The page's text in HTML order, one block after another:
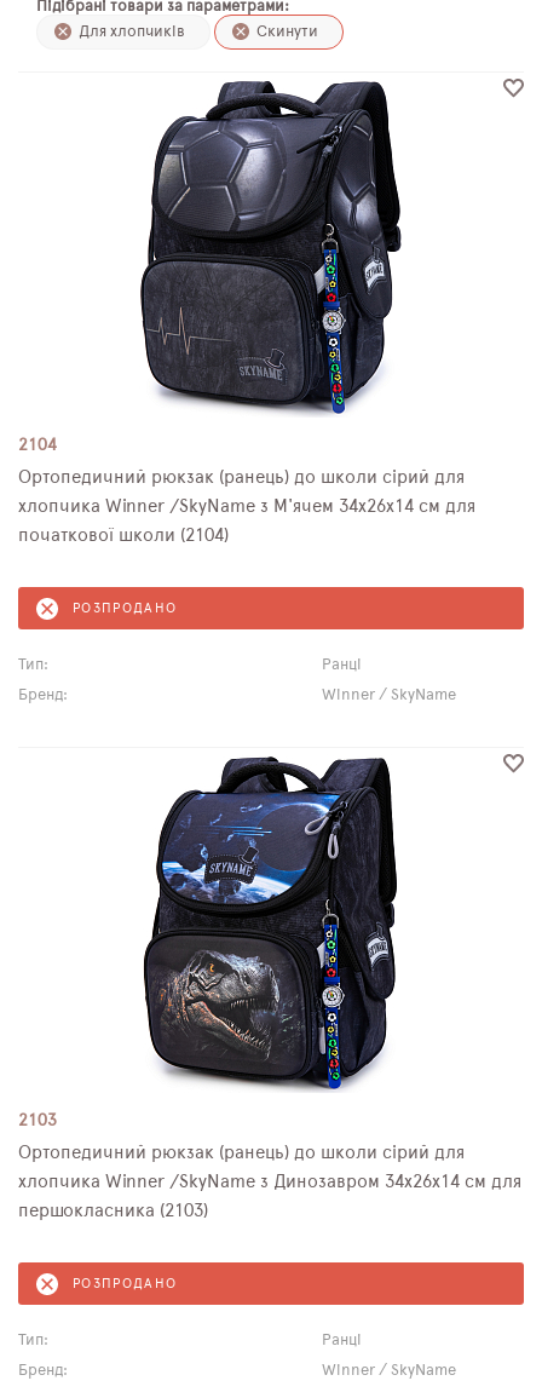
ПЛЯШКИ ДЛЯ ВОДИ
SCHOOL STANDARD
Підібрані товари за параметрами:
Для хлопчиків
Скинути
2104
Ортопедичний рюкзак (ранець) до школи сірий для
хлопчика Winner /SkyName з М'ячем 34х26х14 см для
початкової школи (2104)
РОЗПРОДАНО
Тип:
Ранці
Бренд:
Winner / SkyName
2103
Ортопедичний рюкзак (ранець) до школи сірий для
хлопчика Winner /SkyName з Динозавром 34х26х14 см для
першокласника (2103)
РОЗПРОДАНО
Тип:
Ранці
Бренд:
Winner / SkyName